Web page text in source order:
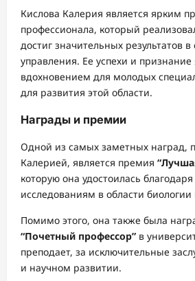
Кислова Калерия является ярким
профессионала, который
достиг значительных результатов
управления. Ее успехи и признание
вдохновением для молодых
для развития этой области.
Награды и премии
Одной из самых заметных наград,
Калерией, является премия
которую она удостоилась
исследованиям в области биологии
Помимо этого, она также была
“Почетный профессор” в
преподает, за исключительные
и научном развитии.